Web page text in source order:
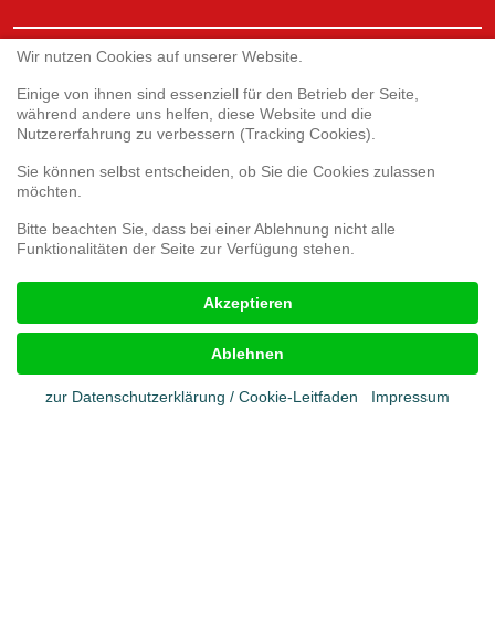
Service
Webshop
Umfrage 3D-Druck
Umfrage zur Kundenzufriedenheit
Reklamationsformular
Impressum
Cookies
Datenschutz
Wir nutzen Cookies auf unserer Website.
Einige von ihnen sind essenziell für den Betrieb der Seite,
während andere uns helfen, diese Website und die
Nutzererfahrung zu verbessern (Tracking Cookies).
Sie können selbst entscheiden, ob Sie die Cookies zulassen
möchten.
Bitte beachten Sie, dass bei einer Ablehnung nicht alle
Funktionalitäten der Seite zur Verfügung stehen.
Akzeptieren
Ablehnen
zur Datenschutzerklärung / Cookie-Leitfaden Impressum